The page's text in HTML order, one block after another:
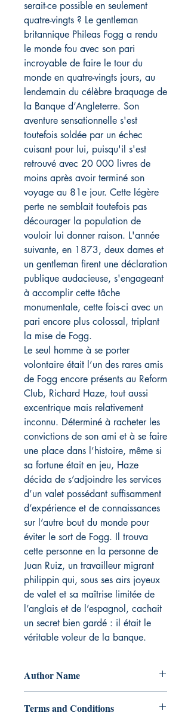
serait-ce possible en seulement
quatre-vingts ? Le gentleman
britannique Phileas Fogg a rendu
le monde fou avec son pari
incroyable de faire le tour du
monde en quatre-vingts jours, au
lendemain du célèbre braquage de
la Banque d’Angleterre. Son
aventure sensationnelle s'est
toutefois soldée par un échec
cuisant pour lui, puisqu'il s'est
retrouvé avec 20 000 livres de
moins après avoir terminé son
voyage au 81e jour. Cette légère
perte ne semblait toutefois pas
décourager la population de
vouloir lui donner raison. L'année
suivante, en 1873, deux dames et
un gentleman firent une déclaration
publique audacieuse, s'engageant
à accomplir cette tâche
monumentale, cette fois-ci avec un
pari encore plus colossal, triplant
la mise de Fogg.
Le seul homme à se porter
volontaire était l’un des rares amis
de Fogg encore présents au Reform
Club, Richard Haze, tout aussi
excentrique mais relativement
inconnu. Déterminé à racheter les
convictions de son ami et à se faire
une place dans l’histoire, même si
sa fortune était en jeu, Haze
décida de s’adjoindre les services
d’un valet possédant suffisamment
d’expérience et de connaissances
sur l’autre bout du monde pour
éviter le sort de Fogg. Il trouva
cette personne en la personne de
Juan Ruiz, un travailleur migrant
philippin qui, sous ses airs joyeux
de valet et sa maîtrise limitée de
l’anglais et de l’espagnol, cachait
un secret bien gardé : il était le
véritable voleur de la banque.
Author Name
Terms and Conditions